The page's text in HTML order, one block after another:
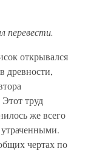
перевести.
открывался
древности,
труд
же всего
утраченными.
чертах по